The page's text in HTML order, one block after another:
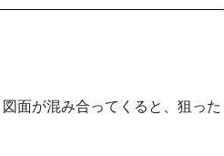
面が混み合ってくると、狙った